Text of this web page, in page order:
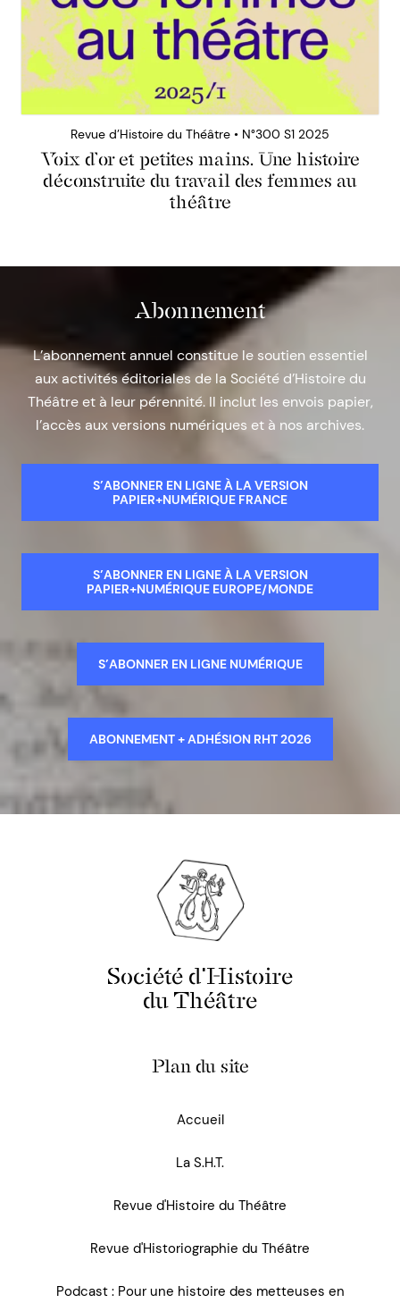
Revue d’Histoire du Théâtre • N°300 S1 2025
Voix d’or et petites mains. Une histoire
déconstruite du travail des femmes au
théâtre
Abonnement
L’abonnement annuel constitue le soutien essentiel
aux activités éditoriales de la Société d’Histoire du
Théâtre et à leur pérennité. Il inclut les envois papier,
l’accès aux versions numériques et à nos archives.
S’ABONNER EN LIGNE À LA VERSION
PAPIER+NUMÉRIQUE FRANCE
S’ABONNER EN LIGNE À LA VERSION
PAPIER+NUMÉRIQUE EUROPE/MONDE
S’ABONNER EN LIGNE NUMÉRIQUE
ABONNEMENT + ADHÉSION RHT 2026
Société d'Histoire
du Théâtre
Plan du site
Accueil
La S.H.T.
Revue d'Histoire du Théâtre
Revue d'Historiographie du Théâtre
Podcast : Pour une histoire des metteuses en